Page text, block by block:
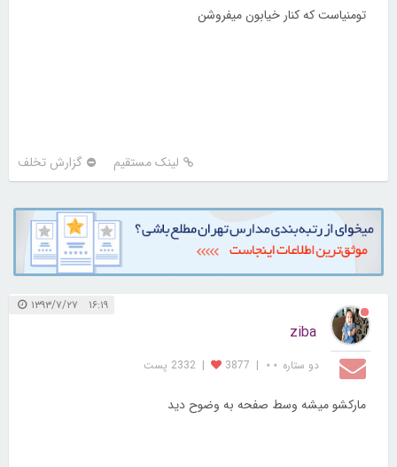
تومنیاست که کنار خیابون میفروشن
لینک مستقیم گزارش تخلف
۱۶:۱۹ ۱۳۹۳/۷/۲۷
ziba
دو ستاره ⋆⋆ |
3877
| 2332 پست
مارکشو میشه وسط صفحه به وضوح دید